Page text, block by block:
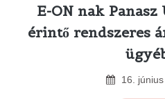
E-ON nak
érintő rendszeres
16 június